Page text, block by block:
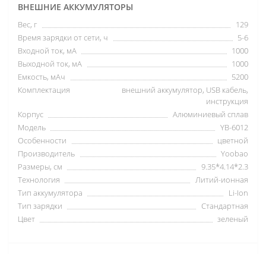
ВНЕШНИЕ АККУМУЛЯТОРЫ
Вес, г
129
Время зарядки от сети, ч
5-6
Входной ток, мА
1000
Выходной ток, мА
1000
Емкость, мАч
5200
Комплектация
внешний аккумулятор, USB кабель,
инструкция
Корпус
Алюминиевый сплав
Модель
YB-6012
Особенности
цветной
Производитель
Yoobao
Размеры, см
9.35*4.14*2.3
Технология
Литий-ионная
Тип аккумулятора
Li-Ion
Тип зарядки
Стандартная
Цвет
зеленый